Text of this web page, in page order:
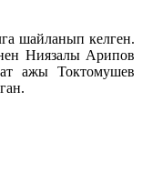
шайланып келген.
Ниязалы Арипов
ажы Токтомушев